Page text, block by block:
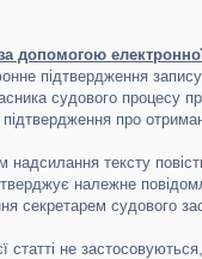
допомогою
підтвердження
судового процесу
про
тексту
належне
судового
статті не